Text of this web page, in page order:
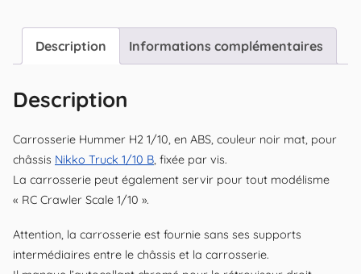
Description Informations complémentaires
Description
Carrosserie Hummer H2 1/10, en ABS, couleur noir mat, pour
châssis Nikko Truck 1/10 B, fixée par vis.
La carrosserie peut également servir pour tout modélisme
« RC Crawler Scale 1/10 ».
Attention, la carrosserie est fournie sans ses supports
intermédiaires entre le châssis et la carrosserie.